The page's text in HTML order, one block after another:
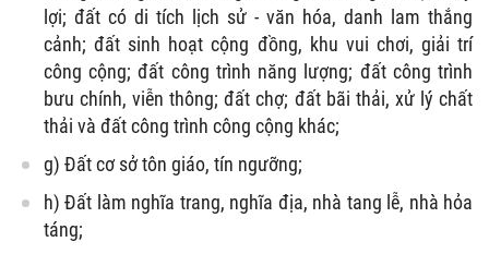
lợi; đất có di tích lịch sử - văn hóa, danh lam thắng
cảnh; đất sinh hoạt cộng đồng, khu vui chơi, giải trí
công cộng; đất công trình năng lượng; đất công trình
bưu chính, viễn thông; đất chợ; đất bãi thải, xử lý chất
thải và đất công trình công cộng khác;
g) Đất cơ sở tôn giáo, tín ngưỡng;
h) Đất làm nghĩa trang, nghĩa địa, nhà tang lễ, nhà hỏa
táng;